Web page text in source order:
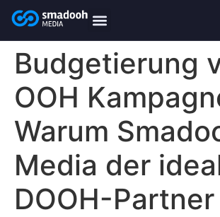
content
Budgetierung
OOH
Warum
Media der
DOOH-